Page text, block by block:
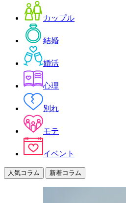
カップル
結婚
婚活
心理
別れ
モテ
イベント
人気コラム 新着コラム